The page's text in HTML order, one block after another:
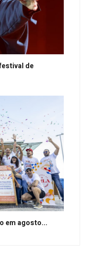
de
em agosto...